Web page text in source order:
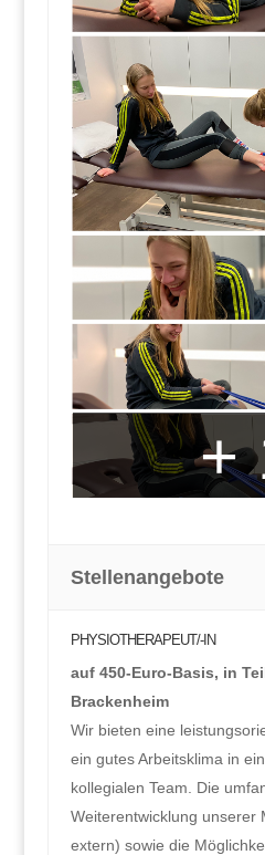
+
Stellenangebote
PHYSIOTHERAPEUT/-IN
auf 450-Euro-Basis, in
Brackenheim
Wir bieten eine
ein gutes Arbeitsklima in
kollegialen Team. Die
Weiterentwicklung unserer
extern) sowie die